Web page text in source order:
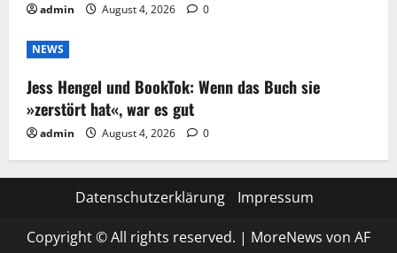
admin August 4, 2026 0
NEWS
Jess Hengel und BookTok: Wenn das Buch sie
»zerstört hat«, war es gut
admin August 4, 2026 0
Datenschutzerklärung Impressum
Copyright © All rights reserved. | MoreNews von AF